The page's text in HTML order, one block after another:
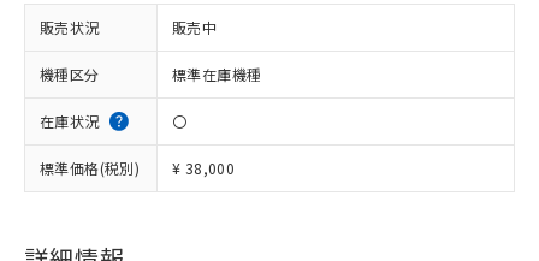
販売状況 販売中
機種区分 標準在庫機種
在庫状況 〇
標準価格(税別) ¥ 38,000